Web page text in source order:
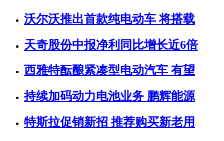
沃尔沃推出首款纯电动车 将搭载
天奇股份中报净利同比增长近6倍
西雅特酝酿紧凑型电动汽车 有望
持续加码动力电池业务 鹏辉能源
特斯拉促销新招 推荐购买新老用